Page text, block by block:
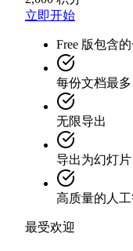
立即开始
Free 版包含
每份文档最多
无限导出
导出为幻灯片
高质量的人
最受欢迎